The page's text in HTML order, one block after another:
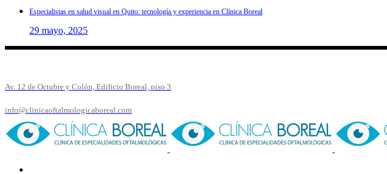
Especialistas en salud visual en Quito: tecnología y experiencia en Clínica Boreal
29 mayo, 2025
Av. 12 de Octubre y Colón, Edificio Boreal, piso 3
info@clinicaoftalmologicaboreal.com